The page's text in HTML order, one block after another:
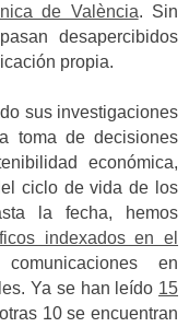
de València. Sin
desapercibidos
propia.
sus investigaciones
toma de decisiones
económica,
ciclo de vida de los
la fecha, hemos
indexados en el
en
Ya se han leído 15
10 se encuentran